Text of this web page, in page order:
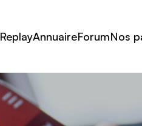
ReplayAnnuaireForumNos